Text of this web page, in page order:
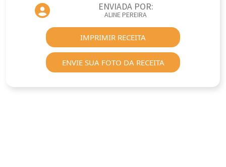
ENVIADA POR:
ALINE PEREIRA
IMPRIMIR RECEITA
ENVIE SUA FOTO DA RECEITA